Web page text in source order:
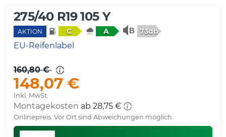
275/40 R19 105 Y
AKTION C A 73db
EU-Reifenlabel
160,80 €
148,07 €
Inkl. MwSt.
Montagekosten ab 28,75 €
Onlinepreis. Vor Ort sind Abweichungen möglich.